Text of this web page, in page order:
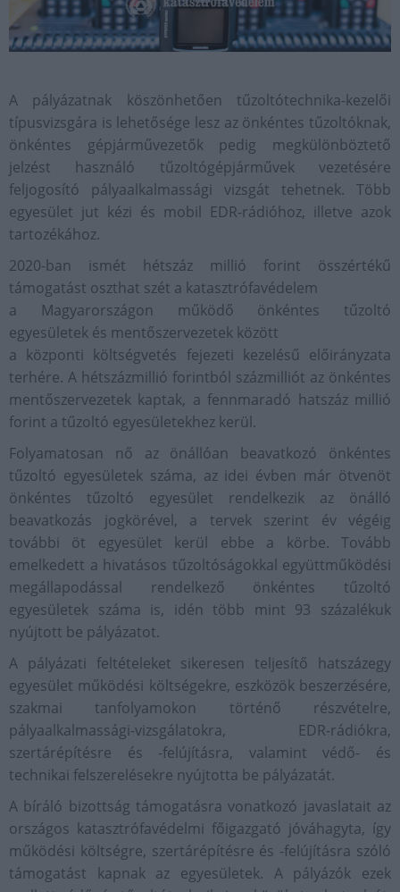
A pályázatnak köszönhetően tűzoltótechnika-kezelői
típusvizsgára is lehetősége lesz az önkéntes tűzoltóknak,
önkéntes gépjárművezetők pedig megkülönböztető
jelzést használó tűzoltógépjárművek vezetésére
feljogosító pályaalkalmassági vizsgát tehetnek. Több
egyesület jut kézi és mobil EDR-rádióhoz, illetve azok
tartozékához.
2020-ban ismét hétszáz millió forint összértékű
támogatást oszthat szét a katasztrófavédelem
a Magyarországon működő önkéntes tűzoltó
egyesületek és mentőszervezetek között
a központi költségvetés fejezeti kezelésű előirányzata
terhére. A hétszázmillió forintból százmilliót az önkéntes
mentőszervezetek kaptak, a fennmaradó hatszáz millió
forint a tűzoltó egyesületekhez kerül.
Folyamatosan nő az önállóan beavatkozó önkéntes
tűzoltó egyesületek száma, az idei évben már ötvenöt
önkéntes tűzoltó egyesület rendelkezik az önálló
beavatkozás jogkörével, a tervek szerint év végéig
további öt egyesület kerül ebbe a körbe. Tovább
emelkedett a hivatásos tűzoltóságokkal együttműködési
megállapodással rendelkező önkéntes tűzoltó
egyesületek száma is, idén több mint 93 százalékuk
nyújtott be pályázatot.
A pályázati feltételeket sikeresen teljesítő hatszázegy
egyesület működési költségekre, eszközök beszerzésére,
szakmai tanfolyamokon történő részvételre,
pályaalkalmassági-vizsgálatokra, EDR-rádiókra,
szertárépítésre és -felújításra, valamint védő- és
technikai felszerelésekre nyújtotta be pályázatát.
A bíráló bizottság támogatásra vonatkozó javaslatait az
országos katasztrófavédelmi főigazgató jóváhagyta, így
működési költségre, szertárépítésre és -felújításra szóló
támogatást kapnak az egyesületek. A pályázók ezek